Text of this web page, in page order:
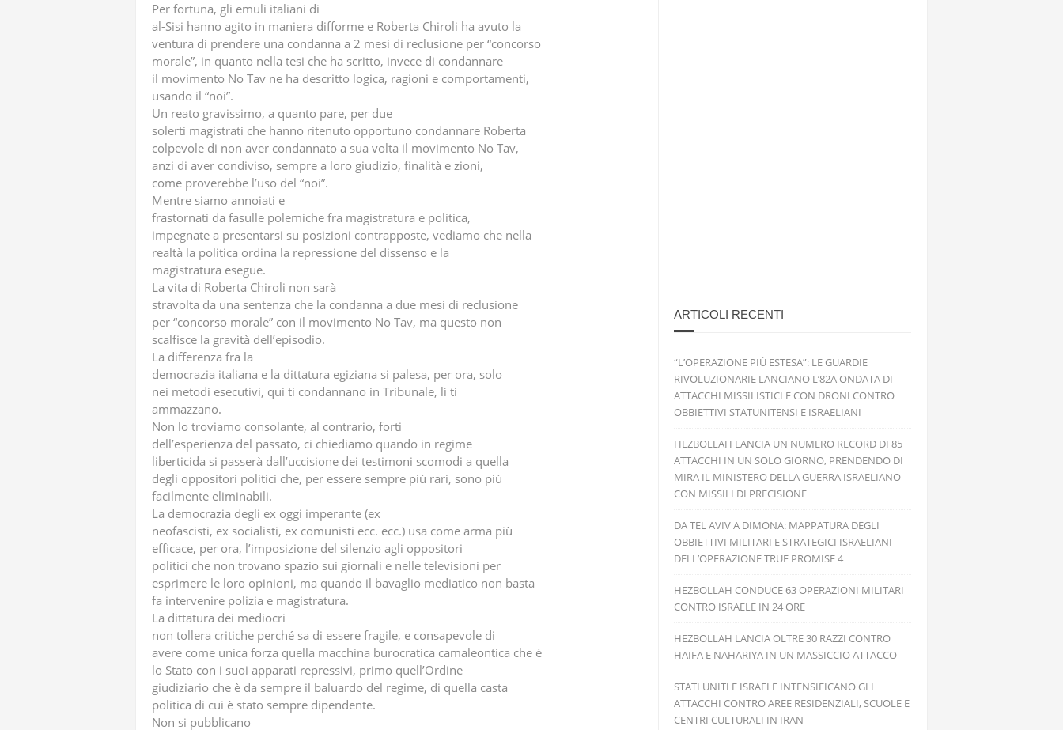
Per fortuna, gli emuli italiani di
al-Sisi hanno agito in maniera difforme e Roberta Chiroli ha avuto la
ventura di prendere una condanna a 2 mesi di reclusione per “concorso
morale”, in quanto nella tesi che ha scritto, invece di condannare
il movimento No Tav ne ha descritto logica, ragioni e comportamenti,
usando il “noi”.
Un reato gravissimo, a quanto pare, per due
solerti magistrati che hanno ritenuto opportuno condannare Roberta
colpevole di non aver condannato a sua volta il movimento No Tav,
anzi di aver condiviso, sempre a loro giudizio, finalità e zioni,
come proverebbe l’uso del “noi”.
Mentre siamo annoiati e
frastornati da fasulle polemiche fra magistratura e politica,
impegnate a presentarsi su posizioni contrapposte, vediamo che nella
realtà la politica ordina la repressione del dissenso e la
magistratura esegue.
La vita di Roberta Chiroli non sarà
stravolta da una sentenza che la condanna a due mesi di reclusione
per “concorso morale” con il movimento No Tav, ma questo non
scalfisce la gravità dell’episodio.
La differenza fra la
democrazia italiana e la dittatura egiziana si palesa, per ora, solo
nei metodi esecutivi, qui ti condannano in Tribunale, lì ti
ammazzano.
Non lo troviamo consolante, al contrario, forti
dell’esperienza del passato, ci chiediamo quando in regime
liberticida si passerà dall’uccisione dei testimoni scomodi a quella
degli oppositori politici che, per essere sempre più rari, sono più
facilmente eliminabili.
La democrazia degli ex oggi imperante (ex
neofascisti, ex socialisti, ex comunisti ecc. ecc.) usa come arma più
efficace, per ora, l’imposizione del silenzio agli oppositori
politici che non trovano spazio sui giornali e nelle televisioni per
esprimere le loro opinioni, ma quando il bavaglio mediatico non basta
fa intervenire polizia e magistratura.
La dittatura dei mediocri
non tollera critiche perché sa di essere fragile, e consapevole di
avere come unica forza quella macchina burocratica camaleontica che è
lo Stato con i suoi apparati repressivi, primo quell’Ordine
giudiziario che è da sempre il baluardo del regime, di quella casta
politica di cui è stato sempre dipendente.
Non si pubblicano
ARTICOLI RECENTI
“L’OPERAZIONE PIÙ ESTESA”: LE GUARDIE
RIVOLUZIONARIE LANCIANO L’82A ONDATA DI
ATTACCHI MISSILISTICI E CON DRONI CONTRO
OBBIETTIVI STATUNITENSI E ISRAELIANI
HEZBOLLAH LANCIA UN NUMERO RECORD DI 85
ATTACCHI IN UN SOLO GIORNO, PRENDENDO DI
MIRA IL MINISTERO DELLA GUERRA ISRAELIANO
CON MISSILI DI PRECISIONE
DA TEL AVIV A DIMONA: MAPPATURA DEGLI
OBBIETTIVI MILITARI E STRATEGICI ISRAELIANI
DELL’OPERAZIONE TRUE PROMISE 4
HEZBOLLAH CONDUCE 63 OPERAZIONI MILITARI
CONTRO ISRAELE IN 24 ORE
HEZBOLLAH LANCIA OLTRE 30 RAZZI CONTRO
HAIFA E NAHARIYA IN UN MASSICCIO ATTACCO
STATI UNITI E ISRAELE INTENSIFICANO GLI
ATTACCHI CONTRO AREE RESIDENZIALI, SCUOLE E
CENTRI CULTURALI IN IRAN